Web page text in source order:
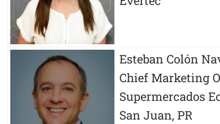
Esteban Colón
Chief Marketing
Supermercados
San Juan, PR